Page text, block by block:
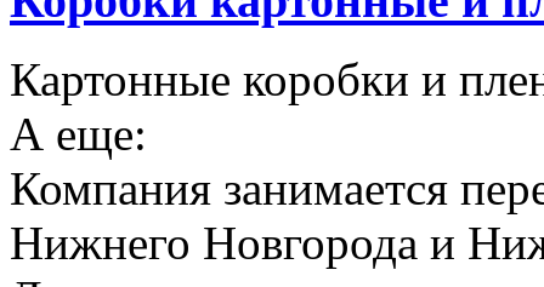
Картонные коробки и
А еще:
Компания занимается
Нижнего Новгорода и